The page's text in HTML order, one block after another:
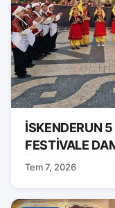
İSKENDERUN
FESTİVALE
Tem 7, 2026